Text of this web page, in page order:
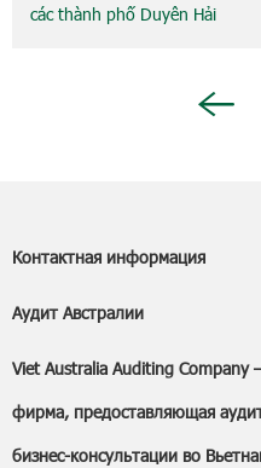
Previous
các thành phố Duyên Hải
Контактная информация
Аудит Австралии
Viet Australia Auditing Company
фирма, предоставляющая
бизнес-консультации во